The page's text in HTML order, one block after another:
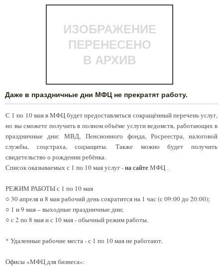
ИЗОБРАЖЕНИЕ
ПЕРЕНЕСЕНО
В АРХИВ
Даже в праздничные дни МФЦ не прекратят работу.
С 1 по 10 мая в МФЦ будет предоставляться сокращённый перечень услуг,
но вы сможете получить в полном объёме услуги ведомств, работающих в
праздничные дни: МВД, Пенсионного фонда, Росреестра, налоговой
службы, соцстраха, соцзащиты. Также можно будет получить
свидетельство о рождении ребёнка.
Список оказываемых с 1 по 10 мая услуг -на сайтеМФЦ .
РЕЖИМ РАБОТЫ с 1 по 10 мая
○ 30 апреля и 8 мая рабочий день сократится на 1 час (с 09:00 до 20:00);
○ 1 и 9 мая – выходные праздничные дни;
○ с 2 по 8 мая и с 10 мая - обычный режим работы.
* Удаленные рабочие места - с 1 по 10 мая не работают.
Офисы «МФЦ для бизнеса»: